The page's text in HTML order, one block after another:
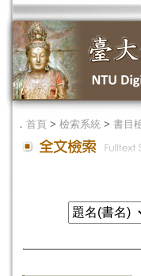
． 首頁 > 檢索系統 > 書目